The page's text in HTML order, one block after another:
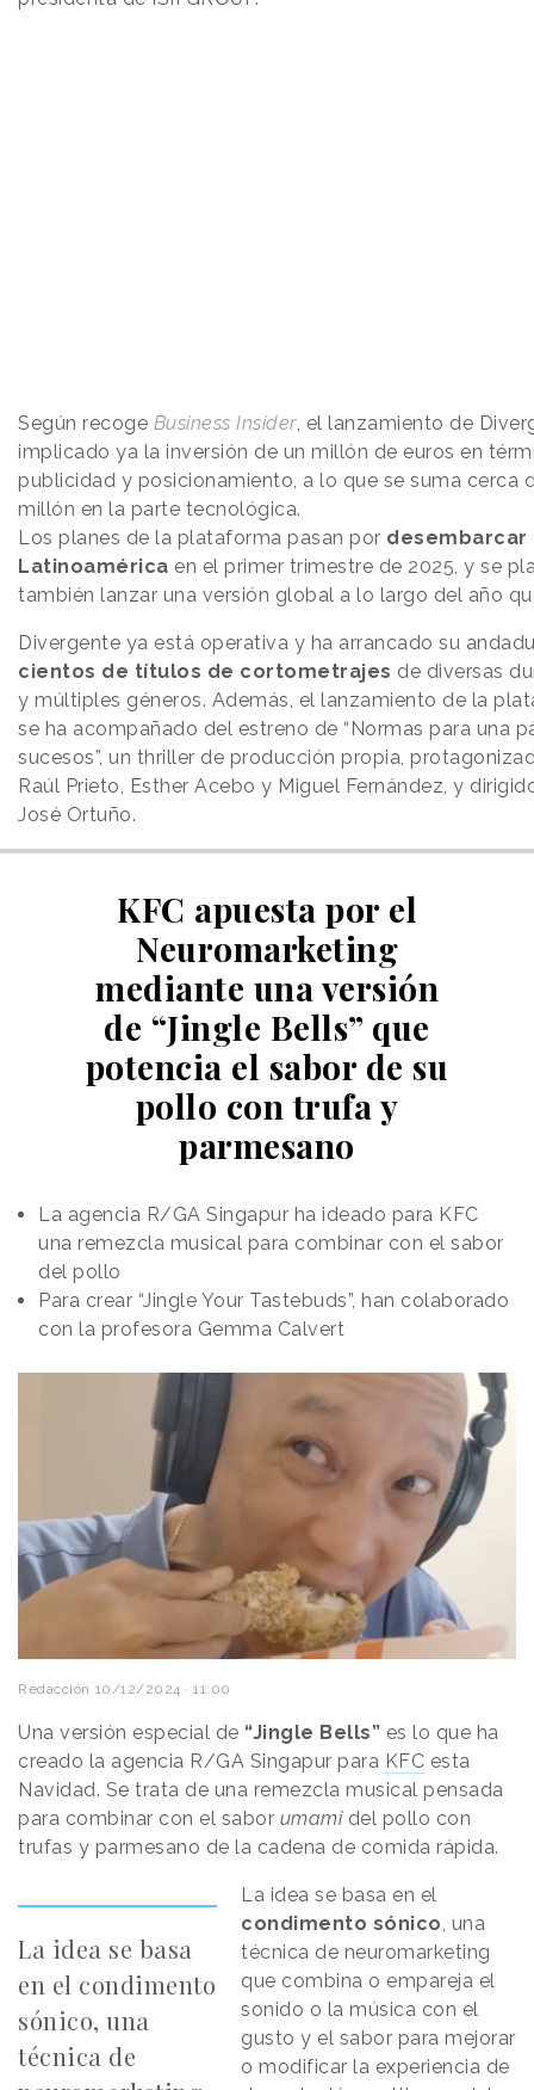
Según recoge Business Insider, el lanzamiento de
implicado ya la inversión de un millón de euros en
publicidad y posicionamiento, a lo que se suma cerca
millón en la parte tecnológica.
Los planes de la plataforma pasan por desembarcar
Latinoamérica en el primer trimestre de 2025, y se
también lanzar una versión global a lo largo del año
Divergente ya está operativa y ha arrancado su
cientos de títulos de cortometrajes de diversas
y múltiples géneros. Además, el lanzamiento de la
se ha acompañado del estreno de “Normas para una
sucesos”, un thriller de producción propia,
Raúl Prieto, Esther Acebo y Miguel Fernández, y
José Ortuño.
KFC apuesta por el
Neuromarketing
mediante una versión
de “Jingle Bells” que
potencia el sabor de su
pollo con trufa y
parmesano
La agencia R/GA Singapur ha ideado para KFC
una remezcla musical para combinar con el sabor
del pollo
Para crear “Jingle Your Tastebuds”, han colaborado
con la profesora Gemma Calvert
Redacción 10/12/2024 · 11:00
Una versión especial de “Jingle Bells” es lo que ha
creado la agencia R/GA Singapur para KFC esta
Navidad. Se trata de una remezcla musical pensada
para combinar con el sabor umami del pollo con
trufas y parmesano de la cadena de comida rápida.
La idea se basa
en el condimento
sónico, una
técnica de
La idea se basa en el
condimento sónico, una
técnica de neuromarketing
que combina o empareja el
sonido o la música con el
gusto y el sabor para mejorar
o modificar la experiencia de